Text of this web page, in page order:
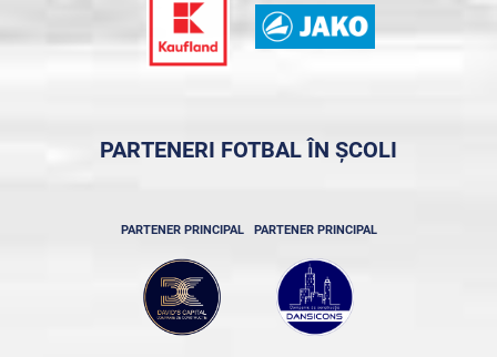
PARTENERI FOTBAL ÎN ȘCOLI
PARTENER PRINCIPAL PARTENER PRINCIPAL